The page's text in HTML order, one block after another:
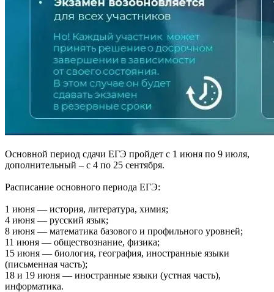
Основной период сдачи ЕГЭ пройдет с 1 июня по 9 июля,
дополнительный – с 4 по 25 сентября.
Расписание основного периода ЕГЭ:
1 июня — история, литература, химия;
4 июня — русский язык;
8 июня — математика базового и профильного уровней;
11 июня — обществознание, физика;
15 июня — биология, география, иностранные языки
(письменная часть);
18 и 19 июня — иностранные языки (устная часть),
информатика.